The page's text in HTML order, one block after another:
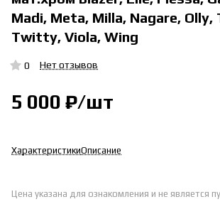
Madi, Meta, Milla, Nagare, Olly,
Twitty, Viola, Wing
0 Нет отзывов
5 000 ₽/шт
ХарактеристикиОписание
Цена указана для ознакомления и не является